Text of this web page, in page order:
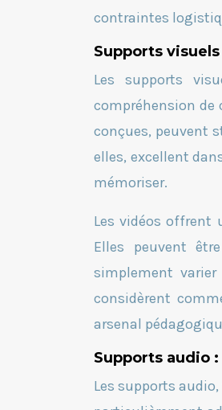
contraintes
Supports
Les supports
compréhension de
conçues, peuvent
elles, excellent
mémoriser.
Les vidéos offrent
Elles peuvent
simplement
considèrent
arsenal
Supports audio
Les supports